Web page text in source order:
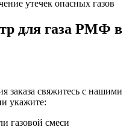
утечек опасных газов
для газа РМФ в
заказа свяжитесь с нашими
укажите:
газовой смеси